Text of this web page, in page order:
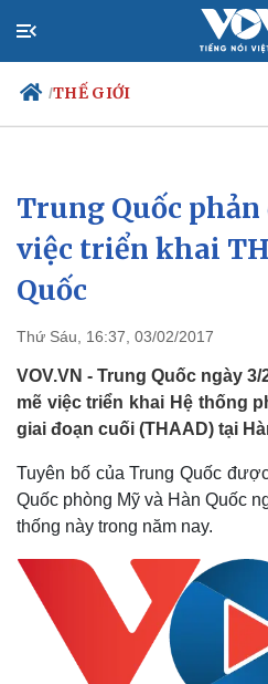
/THẾ GIỚI
Chính trị
Đảng
Tổ chức nhân sự
Quốc hội
Nhận diện sự thật
Trung Quốc
việc triển khai
Quốc
Thứ Sáu, 16:37, 03/02/2017
VOV.VN - Trung Quốc ngày
mẽ việc triển khai Hệ thống
giai đoạn cuối (THAAD) tại
Tuyên bố của Trung Quốc
Quốc phòng Mỹ và Hàn Quốc
thống này trong năm nay.